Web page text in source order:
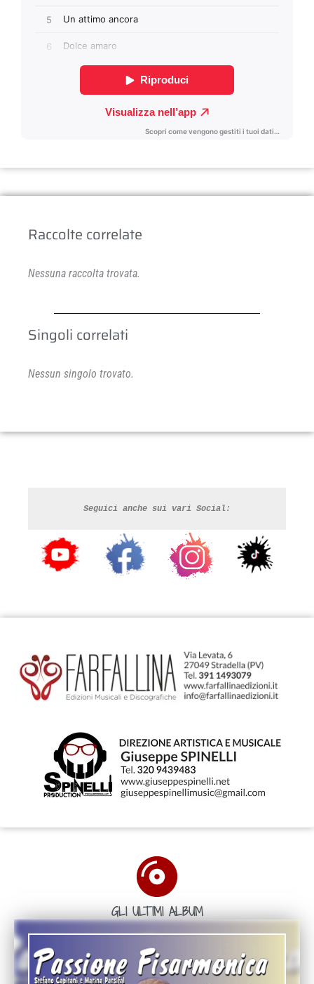
Raccolte correlate
Nessuna raccolta trovata.
Singoli correlati
Nessun singolo trovato.
Seguici anche sui vari Social:
GLI ULTIMI ALBUM